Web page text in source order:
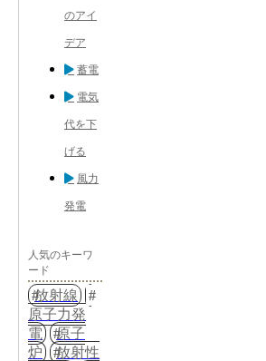
のアイ
デア
蓄電
電気
代を下
げる
風力
発電
人気のキーワ
ード
放射線
原子力発
電
原子
炉
放射性